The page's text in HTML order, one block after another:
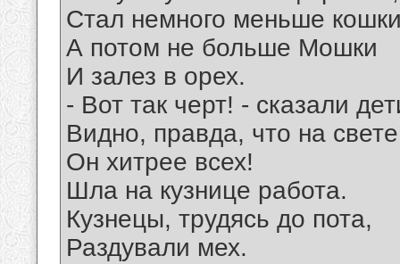
Стал немного меньше
А потом не больше Мошки
И залез в орех.
- Вот так черт! - сказали
Видно, правда, что на свете
Он хитрее всех!
Шла на кузнице работа.
Кузнецы, трудясь до пота,
Раздували мех.